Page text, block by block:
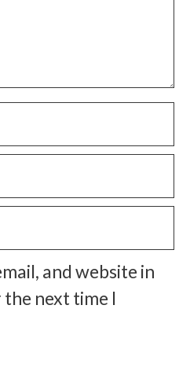
and website in
next time I